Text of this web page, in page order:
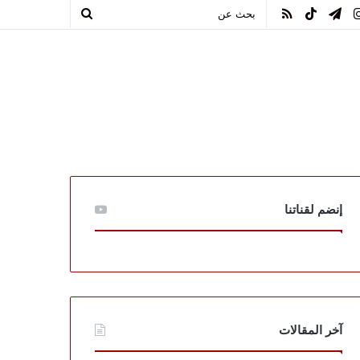
بحث
ملخصTikTok تيلقرام
انستقرام
إنضم لقناتنا
آخر المقالات